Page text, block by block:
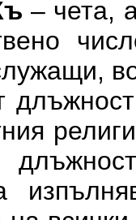
– чета,